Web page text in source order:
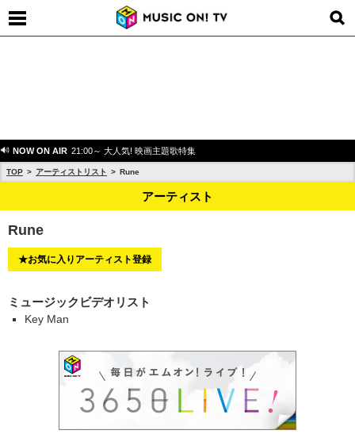
NOW ON AIR 21:00～ 大人気! 映画主題歌特集
TOP アーティストリスト Rune
アーティスト
Rune
★お気に入りアーティスト登録
ミュージックビデオリスト
Key Man